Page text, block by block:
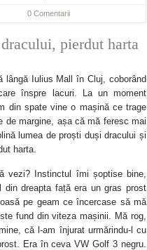
0 Comentarii
pierdut harta
lângă Iulius Mall în Cluj, coborând
înspre lacuri. La un moment
din spate vine o mașină ce trage
de margine, așa că mă feresc mai
lumea de proști duși dracului și
harta.
vezi? Instinctul îmi șoptise bine,
din dreapta față era un gras prost
pe geam ce încercase să mă
fund din viteza mașinii. Mă rog,
că l-am înjurat urmărindu-l cu
Era în ceva VW Golf 3 negru.